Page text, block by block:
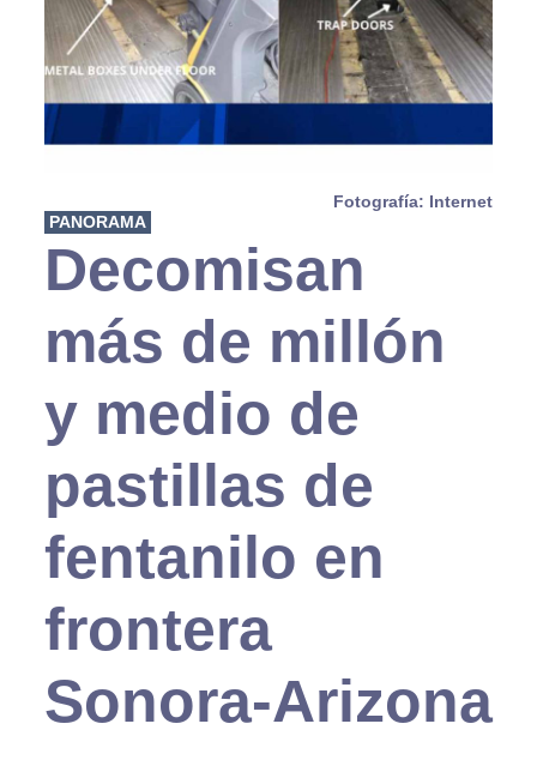
Fotografía: Internet
PANORAMA
Decomisan
más de millón
y medio de
pastillas de
fentanilo en
frontera
Sonora-Arizona